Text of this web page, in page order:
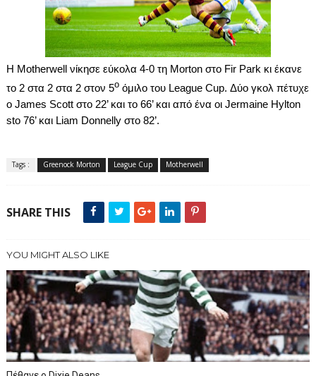
H Motherwell νίκησε εύκολα 4-0 τη Morton στο Fir Park κι έκανε
το 2 στα 2 στα 2 στον 5οόμιλο του League Cup. Δύο γκολ πέτυχε
ο James Scott στο 22’και το 66’και από ένα οι Jermaine Hylton
sto 76’και Liam Donnelly στο 82’.
Tags : Greenock Morton League Cup Motherwell
SHARE THIS
YOU MIGHT ALSO LIKE